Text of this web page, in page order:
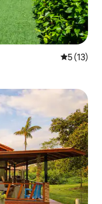
Nilai rata-
5 (13)